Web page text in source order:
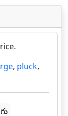
, pluck,